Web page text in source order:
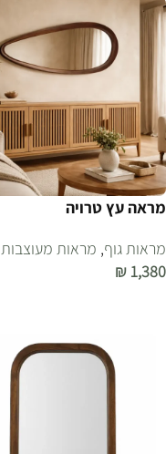
מראה עץ טרויה
מראות גוף, מראות מעוצבות
₪ 1,380